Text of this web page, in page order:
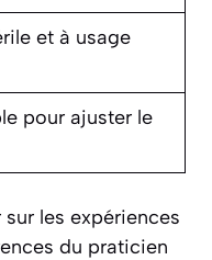
et à usage
pour ajuster le
les expériences
du praticien